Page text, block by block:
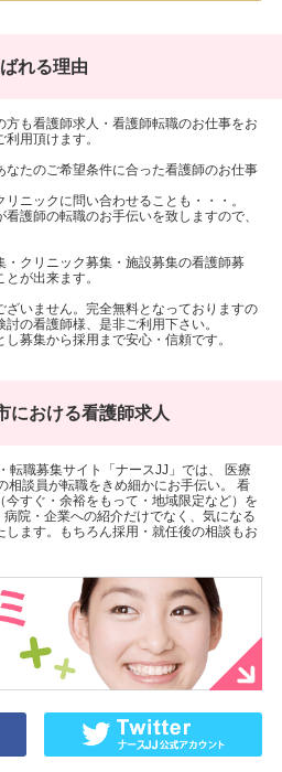
れる理由
も看護師求人・看護師転職のお仕事をお
用頂けます。
たのご希望条件に合った看護師のお仕事
ニックに問い合わせることも・・・。
護師の転職のお手伝いを致しますので、
・クリニック募集・施設募集の看護師募
が出来ます。
いません。完全無料となっておりますの
の看護師様、是非ご利用下さい。
募集から採用まで安心・信頼です。
における看護師求人
転職募集サイト「ナースJJ」では、 医療
相談員が転職をきめ細かにお手伝い。 看
すぐ・余裕をもって・地域限定など）を
院・企業への紹介だけでなく、気になる
ます。もちろん採用・就任後の相談もお